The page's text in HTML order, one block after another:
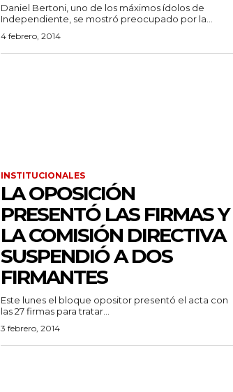
Daniel Bertoni, uno de los máximos ídolos de
Independiente, se mostró preocupado por la...
4 febrero, 2014
INSTITUCIONALES
LA OPOSICIÓN
PRESENTÓ LAS FIRMAS Y
LA COMISIÓN DIRECTIVA
SUSPENDIÓ A DOS
FIRMANTES
Este lunes el bloque opositor presentó el acta con
las 27 firmas para tratar...
3 febrero, 2014